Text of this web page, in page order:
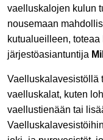
vaelluskalojen kulun
nousemaan
kutualueilleen,
järjestöasiantuntija
Vaelluskalavesistöllä
vaelluskalat, kuten
vaellustienään tai